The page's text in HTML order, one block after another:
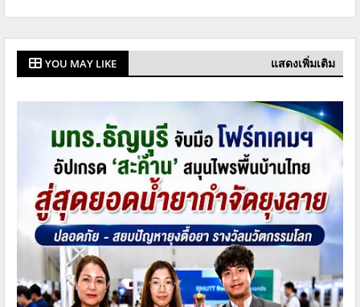
YOU MAY LIKE แสดงเพิ่มเติม